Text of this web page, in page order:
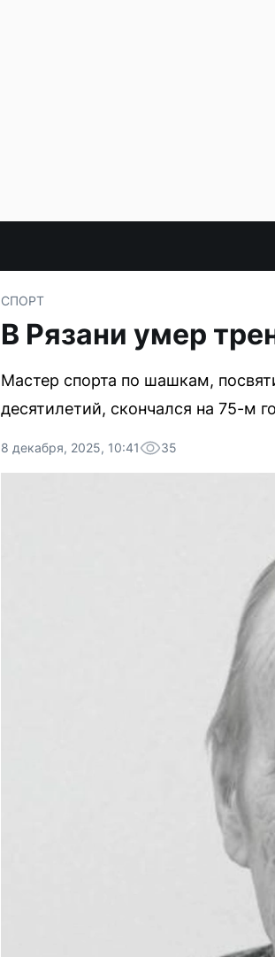
СПОРТ
В Рязани умер
Мастер спорта по шашкам,
десятилетий, скончался на 75-м
8 декабря, 2025, 10:41 35